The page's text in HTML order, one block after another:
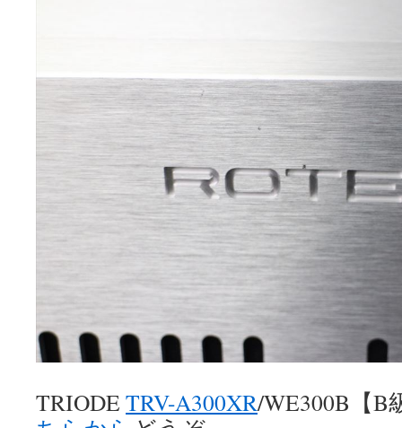
TRIODE TRV-A300XR/WE300B【